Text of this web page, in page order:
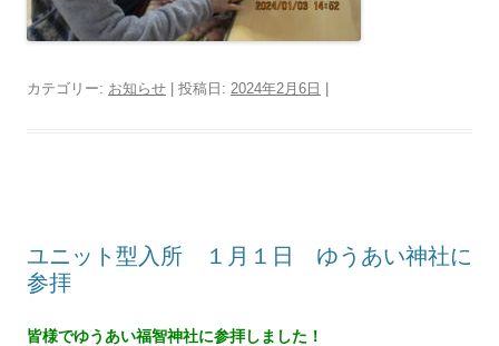
カテゴリー: お知らせ | 投稿日: 2024年2月6日
ユニット型入所 １月１日 ゆうあい神社に
参拝
皆様でゆうあい福智神社に参拝しました！